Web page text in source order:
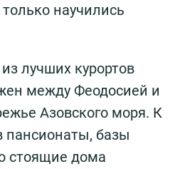
научились
лучших курортов
между Феодосией и
Азовского моря. К
пансионаты, базы
стоящие дома